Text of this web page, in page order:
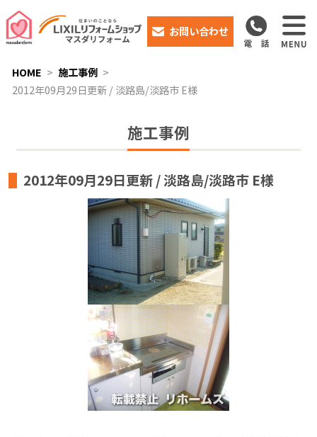
お問い合わせ
HOME
施工事例
2012年09月29日更新 / 淡路島/淡路市 E様
施工事例
2012年09月29日更新 / 淡路島/淡路市 E様